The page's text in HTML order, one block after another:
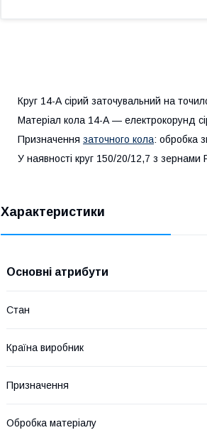
Круг 14-А сірий заточувальний на
Матеріал кола 14-А — електрокорунд
Призначення заточного кола: обробка
У наявності круг 150/20/12,7 з зернами
Характеристики
Основні атрибути
Стан
Країна виробник
Призначення
Обробка матеріалу